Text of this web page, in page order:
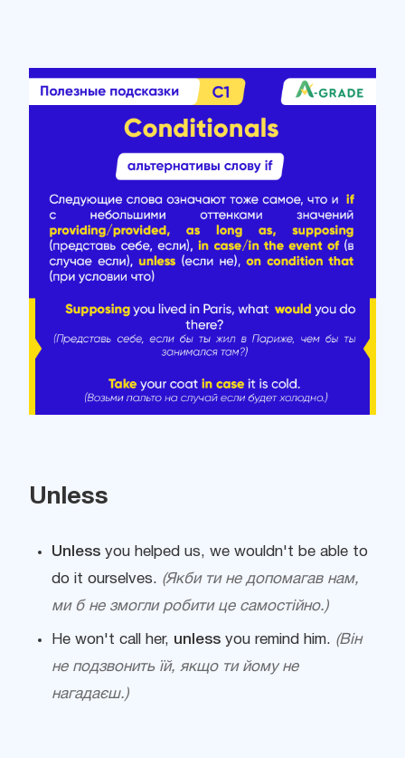
Unless
Unless you helped us, we wouldn't be able to
do it ourselves. (Якби ти не допомагав нам,
ми б не змогли робити це самостійно.)
He won't call her, unlessyou remind him. (Він
не подзвонить їй, якщо ти йому не
нагадаєш.)